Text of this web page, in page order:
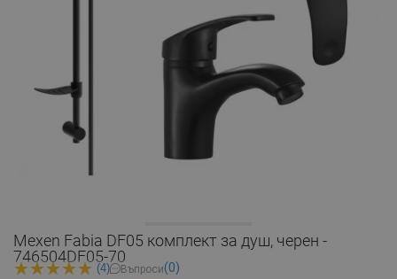
Mexen Fabia DF05 комплект за душ, черен -
746504DF05-70
(4) Въпроси(0)